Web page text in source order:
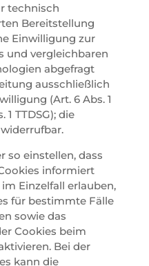
technisch
Bereitstellung
Einwilligung zur
und vergleichbaren
abgefragt
ausschließlich
(Art. 6 Abs. 1
1 TTDSG); die
so einstellen, dass
informiert
Einzelfall erlauben,
für bestimmte Fälle
sowie das
Cookies beim
Bei der
kann die